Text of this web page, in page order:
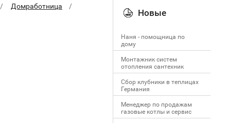
Домработница
Новые
Наня - помощница по
дому
Монтажник систем
отопления сантехник
Сбор клубники в теплицах
Германия
Менеджер по продажам
газовые котлы и сервис